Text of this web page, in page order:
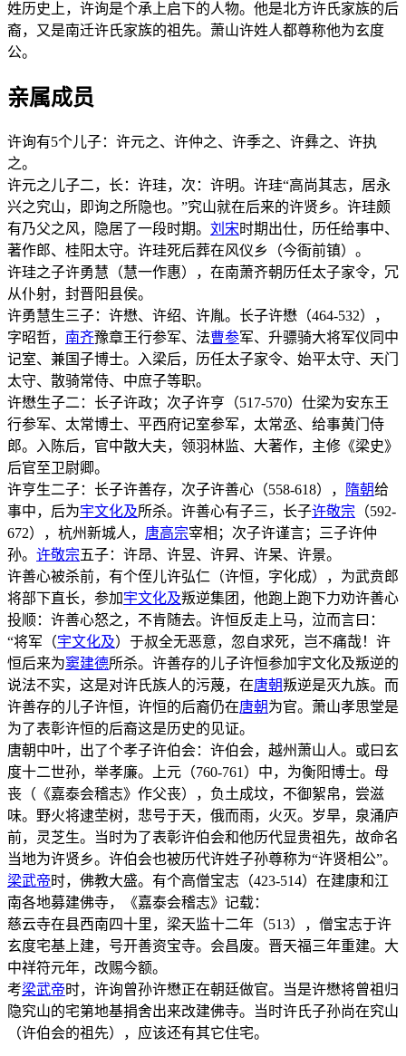
姓历史上，许询是个承上启下的人物。他是北方许氏家族的后
裔，又是南迁许氏家族的祖先。萧山许姓人都尊称他为玄度
公。
亲属成员
许询有5个儿子：许元之、许仲之、许季之、许彝之、许执
之。
许元之儿子二，长：许珪，次：许明。许珪“高尚其志，居永
兴之究山，即询之所隐也。”究山就在后来的许贤乡。许珪颇
有乃父之风，隐居了一段时期。 刘宋时期出仕，历任给事中、
著作郎、桂阳太守。许珪死后葬在风仪乡（今衙前镇）。
许珪之子许勇慧（慧一作惠），在南萧齐朝历任太子家令，冗
从仆射，封晋阳县侯。
许勇慧生三子：许懋、许绍、许胤。长子许懋（464-532），
字昭哲， 南齐豫章王行参军、法曹参军、升骠骑大将军仪同中
记室、兼国子博士。入梁后，历任太子家令、始平太守、天门
太守、散骑常侍、中庶子等职。
许懋生子二：长子许政；次子许亨（517-570）仕梁为安东王
行参军、太常博士、平西府记室参军，太常丞、给事黄门侍
郎。入陈后，官中散大夫，领羽林监、大著作，主修《梁史》
后官至卫尉卿。
许亨生二子：长子许善存，次子许善心（558-618），
隋朝给
事中，后为宇文化及所杀。许善心有子三，长子许敬宗 （592-
672），杭州新城人， 唐高宗宰相；次子许谨言；三子许仲
孙。 许敬宗五子：许昂、许昱、许昇、许杲、许景。
许善心被杀前，有个侄儿许弘仁（许恒，字化成），为武贲郎
将部下直长，参加宇文化及叛逆集团，他跑上跑下力劝许善心
投顺：许善心怒之，不肯随去。许恒反走上马，泣而言曰：
“将军（宇文化及）于叔全无恶意，忽自求死，岂不痛哉！许
恒后来为窦建德所杀。许善存的儿子许恒参加宇文化及叛逆的
说法不实，这是对许氏族人的污蔑，在唐朝叛逆是灭九族。而
许善存的儿子许恒，许恒的后裔仍在唐朝为官。萧山孝思堂是
为了表彰许恒的后裔这是历史的见证。
唐朝中叶，出了个孝子许伯会：许伯会，越州萧山人。或曰玄
度十二世孙，举孝廉。上元（760-761）中，为衡阳博士。母
丧（《嘉泰会稽志》作父丧），负土成坟，不御絮帛，尝滋
味。野火将逮茔树，悲号于天，俄而雨，火灭。岁旱，泉涌庐
前，灵芝生。当时为了表彰许伯会和他历代显贵祖先，故命名
当地为许贤乡。许伯会也被历代许姓子孙尊称为“许贤相公”。
梁武帝时，佛教大盛。有个高僧宝志（423-514）在建康和江
南各地募建佛寺，《嘉泰会稽志》记载：
慈云寺在县西南四十里，梁天监十二年（513），僧宝志于许
玄度宅基上建，号开善资宝寺。会昌废。晋天福三年重建。大
中祥符元年，改赐今额。
考梁武帝时，许询曾孙许懋正在朝廷做官。当是许懋将曾祖归
隐究山的宅第地基捐舍出来改建佛寺。当时许氏子孙尚在究山
（许伯会的祖先），应该还有其它住宅。